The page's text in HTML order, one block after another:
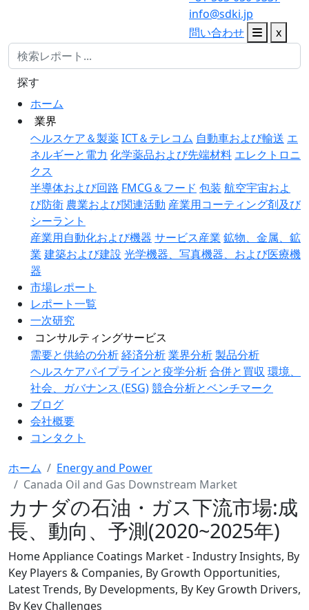
info@sdki.jp
問い合わせ
x
ホーム
業界
ヘルスケア＆製薬ICT＆テレコム 自動車および輸送 エ
ネルギーと電力 化学薬品および先端材料 エレクトロニ
クス
半導体および回路 FMCG＆フード 包装 航空宇宙およ
び防衛 農業および関連活動 産業用コーティング剤及び
シーラント
産業用自動化および機器 サービス産業 鉱物、金属、鉱
業 建築および建設 光学機器、写真機器、および医療機
器
市場レポート
レポート一覧
一次研究
コンサルティングサービス
需要と供給の分析経済分析業界分析製品分析
ヘルスケアパイプラインと疫学分析合併と買収 環境、
社会、ガバナンス (ESG)競合分析とベンチマーク
ブログ
会社概要
コンタクト
探す
ホーム
Energy and Power
Canada Oil and Gas Downstream Market
カナダの石油・ガス下流市場:成
長、動向、予測(2020~2025年)
Home Appliance Coatings Market - Industry Insights, By
Key Players & Companies, By Growth Opportunities,
Latest Trends, By Developments, By Key Growth Drivers,
By Key Challenges